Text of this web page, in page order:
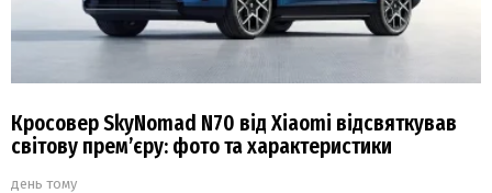
Кросовер SkyNomad N70 від Xiaomi відсвяткував
світову прем’єру: фото та характеристики
день тому